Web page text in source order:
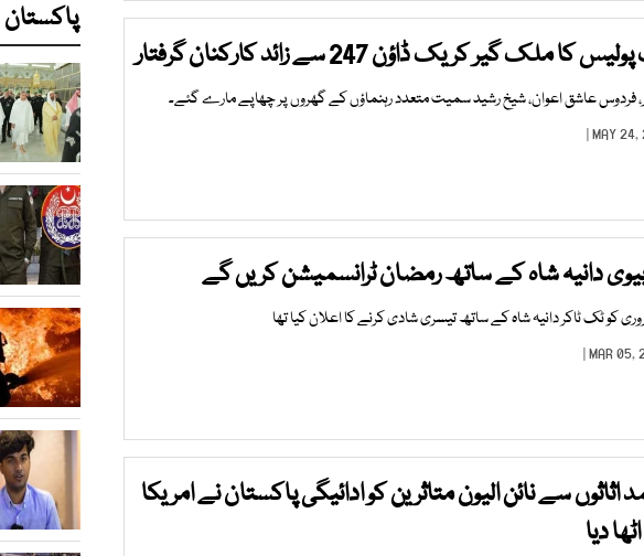
گیر کریک ڈاؤن 247 سے زائد کارکنان گرفتار
فردوس عاشق اعوان، شیخ رشید سمیت متعدد رہنماؤں کے گھروں پر چھاپے مارے گئے۔
دانیہ شاہ کے ساتھ رمضان ٹرانسمیشن کریں گے
سے نائن الیون متاثرین کو ادائیگی پاکستان نے امریکا
دیا
پاکستان